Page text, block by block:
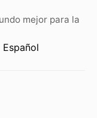
mejor para la
Español